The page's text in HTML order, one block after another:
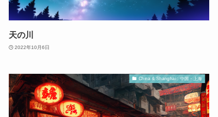
天の川
2022年10月6日
China & Shanghai : 中国・上海